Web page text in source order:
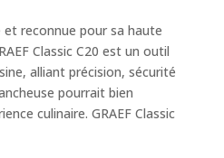
et reconnue pour sa haute
Classic C20 est un outil
alliant précision, sécurité
pourrait bien
culinaire. GRAEF Classic